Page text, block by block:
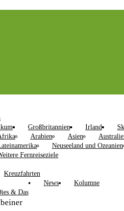
Großbritannien Irland
Arabien Asien
Neuseeland und Ozeanien
Fernreiseziele
Kreuzfahrten
& Das
News Kolumne